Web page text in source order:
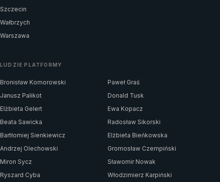
Szczecin
Wałbrzych
Warszawa
LUDZIE PLATFORMY
Bronisław Komorowski
Paweł Graś
Janusz Palikot
Donald Tusk
Elżbieta Gelert
Ewa Kopacz
Beata Sawicka
Radosław Sikorski
Bartłomiej Sienkiewicz
Elżbieta Bieńkowska
Andrzej Olechowski
Gromosław Czempiński
Miron Sycz
Sławomir Nowak
Ryszard Cyba
Włodzimierz Karpiński